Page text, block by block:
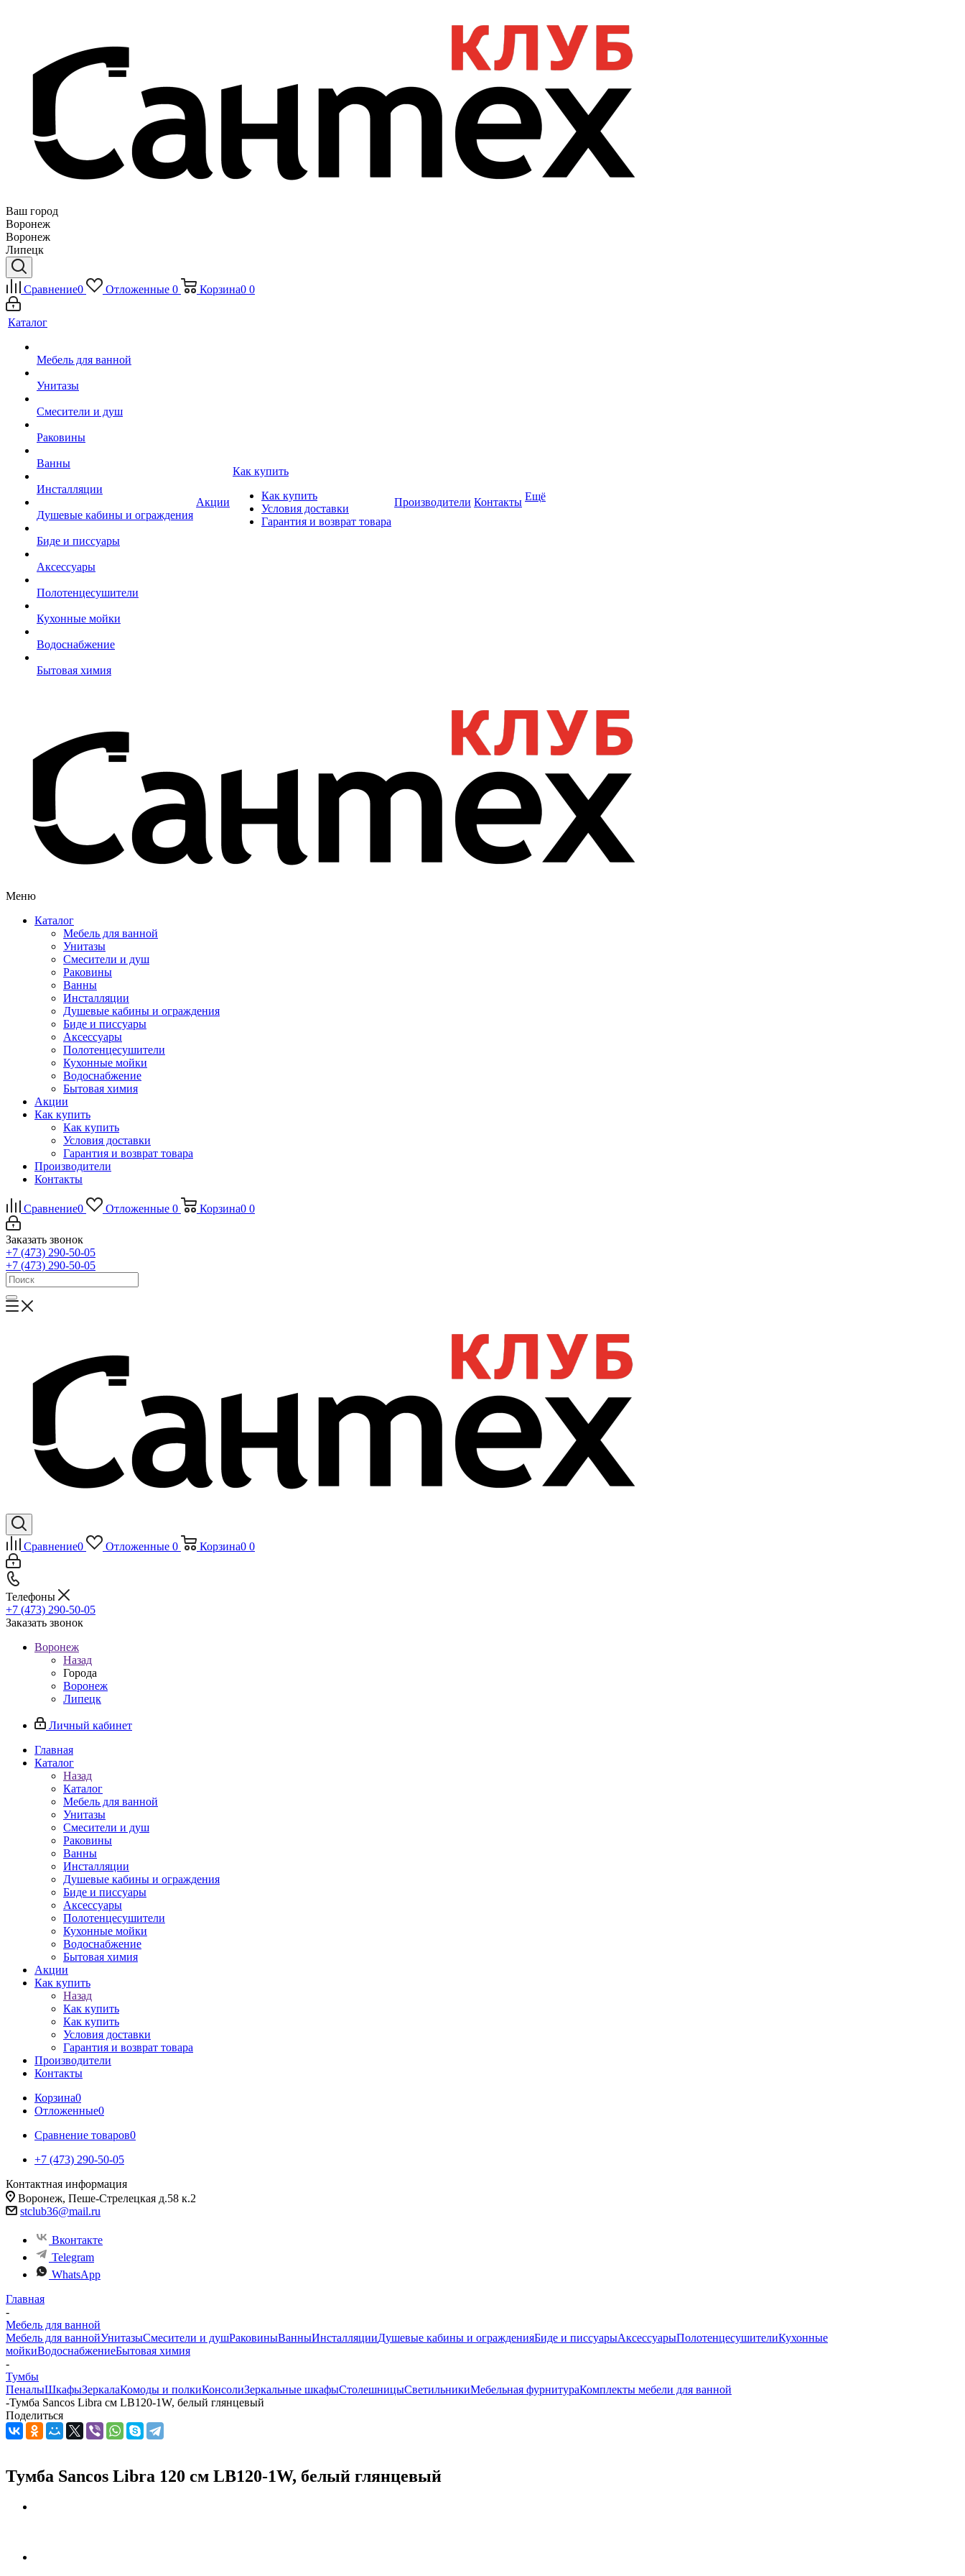
Ваш город
Воронеж
Воронеж
Липецк
Сравнение0 Отложенные 0 Корзина0 0
Каталог
Мебель для ванной
Унитазы
Смесители и душ
Раковины
Ванны
Инсталляции
Душевые кабины и ограждения
Биде и писсуары
Аксессуары
Полотенцесушители
Кухонные мойки
Водоснабжение
Бытовая химия
Акции
Как купить
Как купить
Условия доставки
Гарантия и возврат товара
Производители Контакты Ещё
Меню
Каталог
Мебель для ванной
Унитазы
Смесители и душ
Раковины
Ванны
Инсталляции
Душевые кабины и ограждения
Биде и писсуары
Аксессуары
Полотенцесушители
Кухонные мойки
Водоснабжение
Бытовая химия
Акции
Как купить
Как купить
Условия доставки
Гарантия и возврат товара
Производители
Контакты
Сравнение0 Отложенные 0 Корзина0 0
Заказать звонок
+7 (473) 290-50-05
+7 (473) 290-50-05
Сравнение0 Отложенные 0 Корзина0 0
Телефоны
+7 (473) 290-50-05
Заказать звонок
Воронеж
Назад
Города
Воронеж
Липецк
Личный кабинет
Главная
Каталог
Назад
Каталог
Мебель для ванной
Унитазы
Смесители и душ
Раковины
Ванны
Инсталляции
Душевые кабины и ограждения
Биде и писсуары
Аксессуары
Полотенцесушители
Кухонные мойки
Водоснабжение
Бытовая химия
Акции
Как купить
Назад
Как купить
Как купить
Условия доставки
Гарантия и возврат товара
Производители
Контакты
Корзина0
Отложенные0
Сравнение товаров0
+7 (473) 290-50-05
Контактная информация
Воронеж, Пеше-Стрелецкая д.58 к.2
stclub36@mail.ru
Вконтакте
Telegram
WhatsApp
Главная
-
Мебель для ванной
Мебель для ваннойУнитазыСмесители и душРаковиныВанныИнсталляцииДушевые кабины и огражденияБиде и писсуарыАксессуарыПолотенцесушителиКухонные
мойкиВодоснабжениеБытовая химия
-
Тумбы
ПеналыШкафыЗеркалаКомоды и полкиКонсолиЗеркальные шкафыСтолешницыСветильникиМебельная фурнитураКомплекты мебели для ванной
-Тумба Sancos Libra см LB120-1W, белый глянцевый
Поделиться
Тумба Sancos Libra 120 см LB120-1W, белый глянцевый